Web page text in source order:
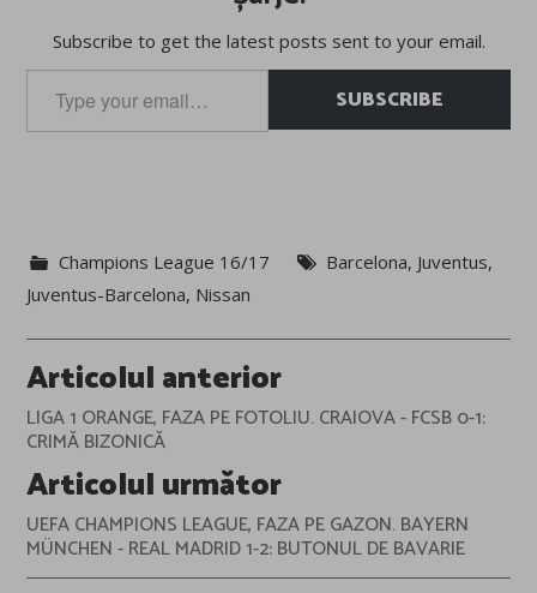
Subscribe to get the latest posts sent to your email.
your
email…
SUBSCRIBE
Champions League 16/17 Barcelona, Juventus,
Juventus-Barcelona, Nissan
Post
navigation
Articolul anterior
LIGA 1 ORANGE, FAZA PE FOTOLIU. CRAIOVA - FCSB 0-1:
CRIMĂ BIZONICĂ
Articolul următor
UEFA CHAMPIONS LEAGUE, FAZA PE GAZON. BAYERN
MÜNCHEN - REAL MADRID 1-2: BUTONUL DE BAVARIE